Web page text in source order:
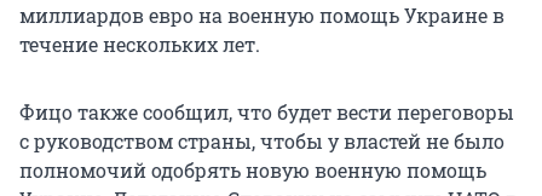
миллиардов евро на военную помощь Украине в
течение нескольких лет.
Фицо также сообщил, что будет вести переговоры
с руководством страны, чтобы у властей не было
полномочий одобрять новую военную помощь